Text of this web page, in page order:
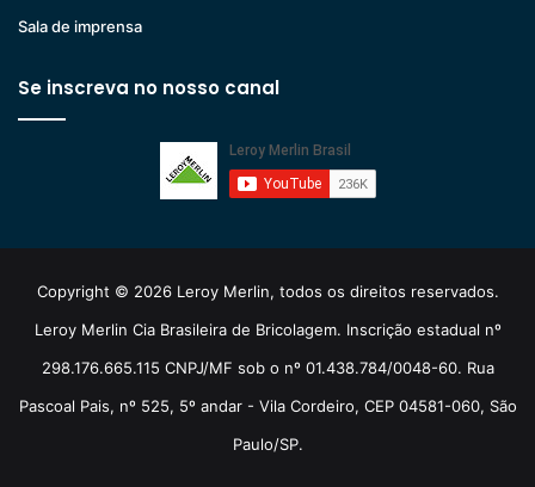
Sala de imprensa
Se inscreva no nosso canal
Copyright © 2026 Leroy Merlin, todos os direitos reservados.
Leroy Merlin Cia Brasileira de Bricolagem. Inscrição estadual nº
298.176.665.115 CNPJ/MF sob o nº 01.438.784/0048-60. Rua
Pascoal Pais, nº 525, 5º andar - Vila Cordeiro, CEP 04581-060, São
Paulo/SP.